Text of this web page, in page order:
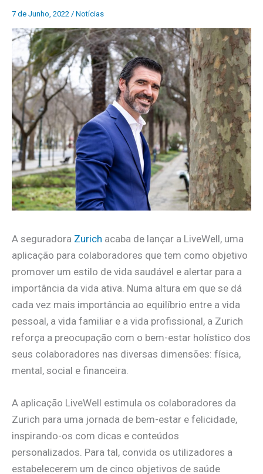
7 de Junho, 2022 / Notícias
A seguradora Zurich acaba de lançar a LiveWell, uma
aplicação para colaboradores que tem como objetivo
promover um estilo de vida saudável e alertar para a
importância da vida ativa. Numa altura em que se dá
cada vez mais importância ao equilíbrio entre a vida
pessoal, a vida familiar e a vida profissional, a Zurich
reforça a preocupação com o bem-estar holístico dos
seus colaboradores nas diversas dimensões: física,
mental, social e financeira.
A aplicação LiveWell estimula os colaboradores da
Zurich para uma jornada de bem-estar e felicidade,
inspirando-os com dicas e conteúdos
personalizados. Para tal, convida os utilizadores a
estabelecerem um de cinco objetivos de saúde